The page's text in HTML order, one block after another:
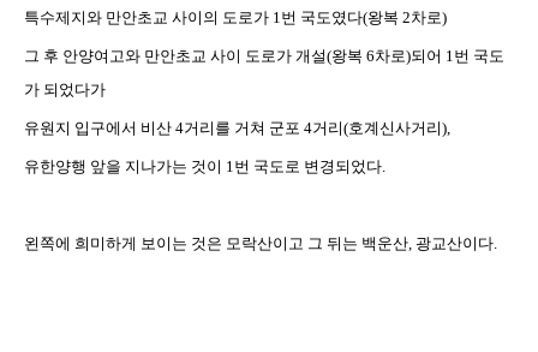
특수제지와 만안초교 사이의 도로가 1번 국도였다(왕복 2차로)
그 후 안양여고와 만안초교 사이 도로가 개설(왕복 6차로)되어 1번 국도
가 되었다가
유원지 입구에서 비산 4거리를 거쳐 군포 4거리(호계신사거리),
유한양행 앞을 지나가는 것이 1번 국도로 변경되었다.
왼쪽에 희미하게 보이는 것은 모락산이고 그 뒤는 백운산, 광교산이다.